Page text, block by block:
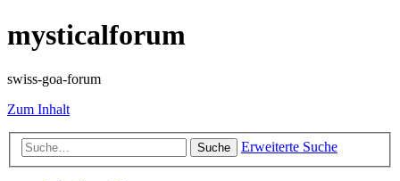
mysticalforum
swiss-goa-forum
Zum Inhalt
Suche Erweiterte Suche